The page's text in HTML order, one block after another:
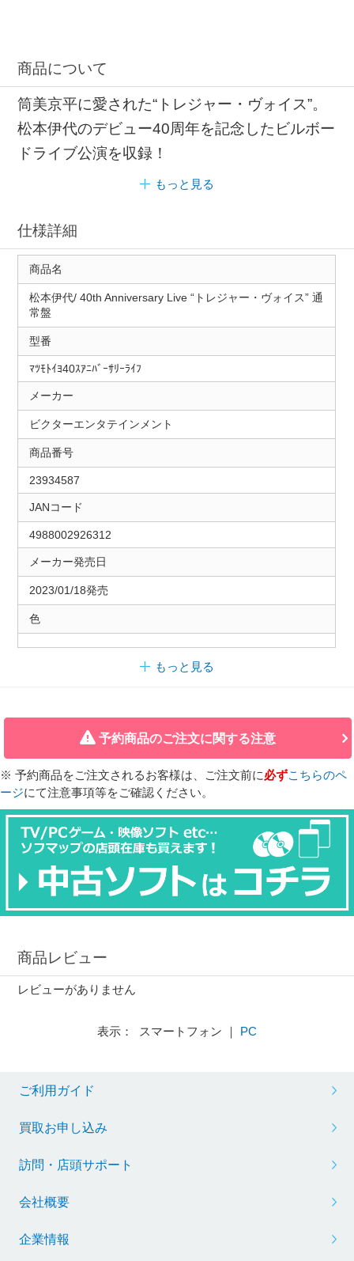
商品について
筒美京平に愛された“トレジャー・ヴォイス”。
松本伊代のデビュー40周年を記念したビルボー
ドライブ公演を収録！
もっと見る
仕様詳細
商品名
松本伊代/ 40th Anniversary Live “トレジャー・ヴォイス” 通
常盤
型番
ﾏﾂﾓﾄｲﾖ40ｽｱﾆﾊﾞｰｻﾘｰﾗｲﾌ
メーカー
ビクターエンタテインメント
商品番号
23934587
JANコード
4988002926312
メーカー発売日
2023/01/18発売
色
もっと見る
予約商品のご注文に関する注意
※ 予約商品をご注文されるお客様は、ご注文前に必ずこちらのペ
ージにて注意事項等をご確認ください。
商品レビュー
レビューがありません
表示： スマートフォン ｜ PC
ご利用ガイド
買取お申し込み
訪問・店頭サポート
会社概要
企業情報